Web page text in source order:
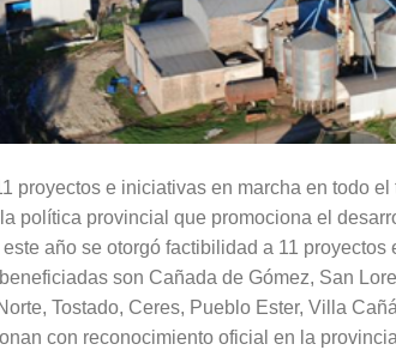
proyectos e iniciativas en marcha en todo
política provincial que promociona el
año se otorgó factibilidad a 11
son Cañada de Gómez, San
Tostado, Ceres, Pueblo Ester, Villa
con reconocimiento oficial en la